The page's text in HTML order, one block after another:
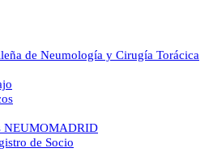
de Neumología y Cirugía Torácica
NEUMOMADRID
de Socio